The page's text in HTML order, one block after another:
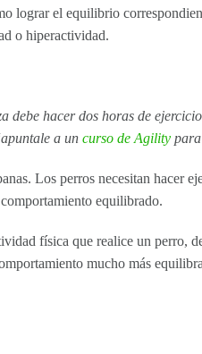
lograr el equilibrio
o hiperactividad.
debe hacer dos horas de
apuntale a uncurso de Agility
Los perros necesitan hacer
equilibrado.
física que realice un perro,
mucho más